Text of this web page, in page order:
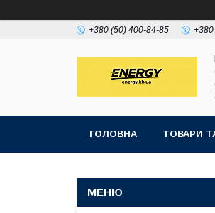
+380 (50) 400-84-85
ГОЛОВНА ТОВАРИ